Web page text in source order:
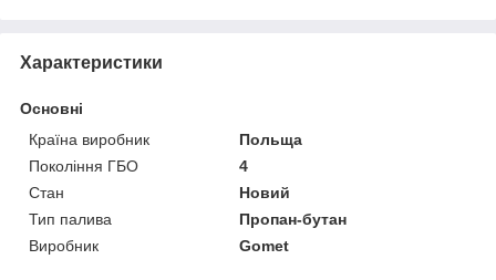
Характеристики
Основні
Країна виробник
Польща
Покоління ГБО
4
Стан
Новий
Тип палива
Пропан-бутан
Виробник
Gomet